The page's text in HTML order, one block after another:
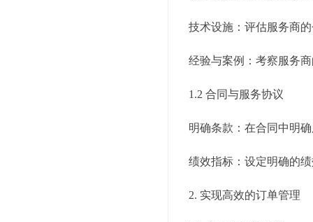
技术设施：评估服务商
经验与案例：考察服务
1.2 合同与服务协议
明确条款：在合同中明
绩效指标：设定明确的
2. 实现高效的订单管理